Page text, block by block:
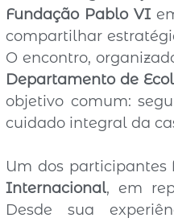
Fundação Pablo VI
compartilhar
O encontro,
Departamento de
objetivo comum:
cuidado integral da
Um dos participantes
Internacional, em
Desde sua